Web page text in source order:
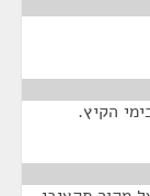
הקיץ.